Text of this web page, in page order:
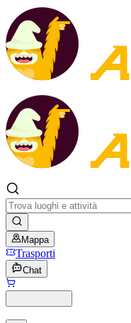
Mappa
Trasporti
Chat